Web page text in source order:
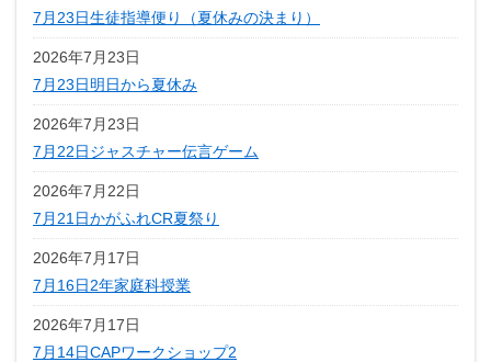
7月23日生徒指導便り（夏休みの決まり）
2026年7月23日
7月23日明日から夏休み
2026年7月23日
7月22日ジャスチャー伝言ゲーム
2026年7月22日
7月21日かがふれCR夏祭り
2026年7月17日
7月16日2年家庭科授業
2026年7月17日
7月14日CAPワークショップ2